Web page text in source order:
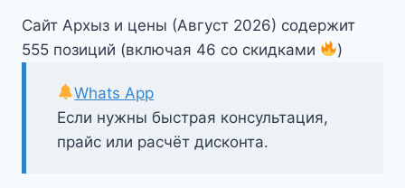
Сайт Архыз и цены (Август 2026) содержит
555 позиций (включая 46 со скидками
)
Если нужны быстрая консультация,
прайс или расчёт дисконта.
Whats App